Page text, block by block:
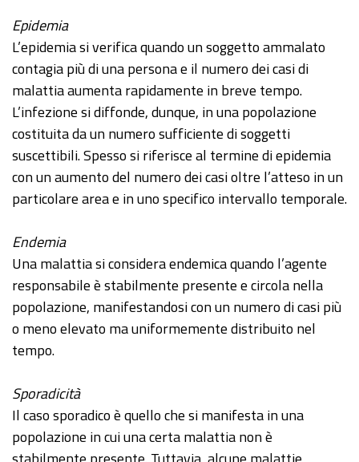
Epidemia
L’epidemia si verifica quando un soggetto ammalato
contagia più di una persona e il numero dei casi di
malattia aumenta rapidamente in breve tempo.
L’infezione si diffonde, dunque, in una popolazione
costituita da un numero sufficiente di soggetti
suscettibili. Spesso si riferisce al termine di epidemia
con un aumento del numero dei casi oltre l’atteso in un
particolare area e in uno specifico intervallo temporale.
Endemia
Una malattia si considera endemica quando l’agente
responsabile è stabilmente presente e circola nella
popolazione, manifestandosi con un numero di casi più
o meno elevato ma uniformemente distribuito nel
tempo.
Sporadicità
Il caso sporadico è quello che si manifesta in una
popolazione in cui una certa malattia non è